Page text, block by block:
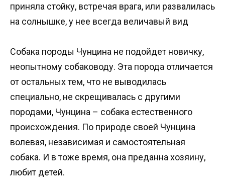
приняла стойку, встречая врага, или развалилась
на солнышке, у нее всегда величавый вид
Собака породы Чунцина не подойдет новичку,
неопытному собаководу. Эта порода отличается
от остальных тем, что не выводилась
специально, не скрещивалась с другими
породами, Чунцина – собака естественного
происхождения. По природе своей Чунцина
волевая, независимая и самостоятельная
собака. И в тоже время, она преданна хозяину,
любит детей.